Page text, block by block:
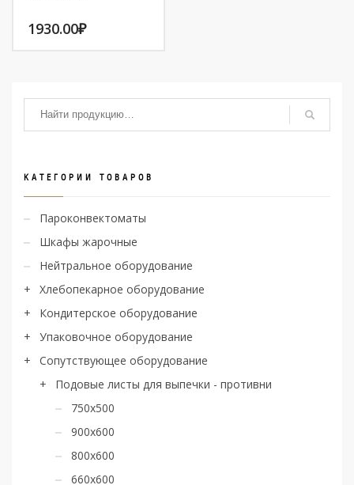
1930.00₽
КАТЕГОРИИ ТОВАРОВ
Пароконвектоматы
Шкафы жарочные
Нейтральное оборудование
Хлебопекарное оборудование
Кондитерское оборудование
Упаковочное оборудование
Сопутствующее оборудование
Подовые листы для выпечки - противни
750х500
900х600
800x600
660х600